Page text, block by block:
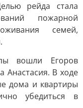
рейда стала
пожарной
семей,
вошли Егоров
Анастасия. В ходе
дома и квартиры
убедиться в